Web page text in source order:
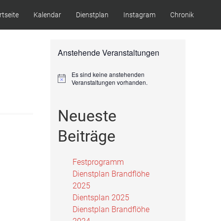
Kalendar Dienstplan Instagram Chronik
Anstehende Veranstaltungen
Hinweis
Es sind keine anstehenden
Veranstaltungen vorhanden.
Neueste
Beiträge
Festprogramm
Dienstplan Brandflöhe
2025
Dientsplan 2025
Dienstplan Brandflöhe